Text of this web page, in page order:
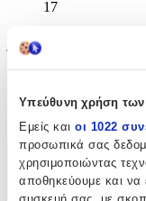
Υπεύθυνη χρήση
Εμείς και οι 1022
προσωπικά σας
χρησιμοποιώντας
αποθηκεύουμε και
17
Ύψος:
Χαρακτηριστικά